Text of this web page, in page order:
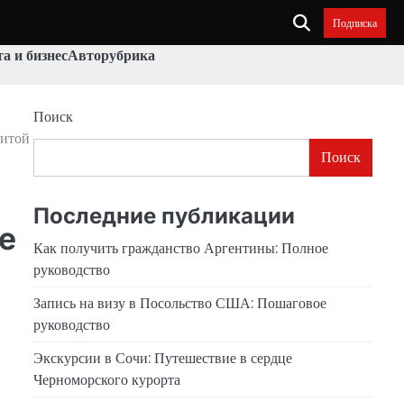
Подписка
и бизнесАвторубрика
Поиск
Поиск
Последние публикации
Как получить гражданство Аргентины: Полное
руководство
Запись на визу в Посольство США: Пошаговое
руководство
Экскурсии в Сочи: Путешествие в сердце
Черноморского курорта